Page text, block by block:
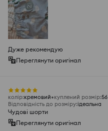
Дуже рекомендую
Переглянути оригінал
колір:кремовий куплений розмір:56
Відповідність до розміру:ідеальна
Чудові шорти
Переглянути оригінал